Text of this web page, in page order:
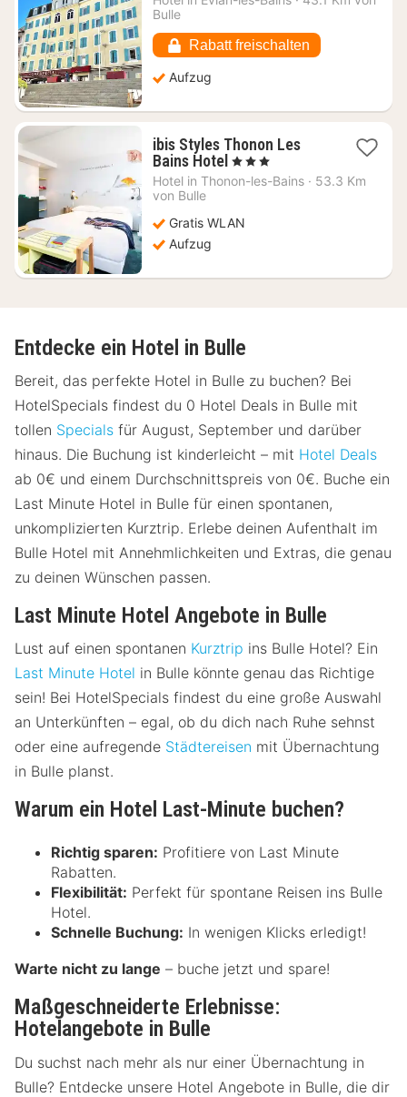
€
Bulle
Rabatt freischalten
Aufzug
ibis Styles Thonon Les
Bains Hotel 1
Nacht
€
, 3 Sterne
Hotel in Thonon-les-Bains · 53.3 Km
von Bulle
Gratis WLAN
Aufzug
Entdecke ein Hotel in Bulle
Bereit, das perfekte Hotel in Bulle zu buchen? Bei
HotelSpecials findest du 0 Hotel Deals in Bulle mit
tollen Specials für August, September und darüber
hinaus. Die Buchung ist kinderleicht – mit Hotel Deals
ab 0€ und einem Durchschnittspreis von 0€. Buche ein
Last Minute Hotel in Bulle für einen spontanen,
unkomplizierten Kurztrip. Erlebe deinen Aufenthalt im
Bulle Hotel mit Annehmlichkeiten und Extras, die genau
zu deinen Wünschen passen.
Last Minute Hotel Angebote in Bulle
Lust auf einen spontanen Kurztrip ins Bulle Hotel? Ein
Last Minute Hotel in Bulle könnte genau das Richtige
sein! Bei HotelSpecials findest du eine große Auswahl
an Unterkünften – egal, ob du dich nach Ruhe sehnst
oder eine aufregende Städtereisen mit Übernachtung
in Bulle planst.
Warum ein Hotel Last-Minute buchen?
Richtig sparen: Profitiere von Last Minute
Rabatten.
Flexibilität: Perfekt für spontane Reisen ins Bulle
Hotel.
Schnelle Buchung: In wenigen Klicks erledigt!
Warte nicht zu lange – buche jetzt und spare!
Maßgeschneiderte Erlebnisse:
Hotelangebote in Bulle
Du suchst nach mehr als nur einer Übernachtung in
Bulle? Entdecke unsere Hotel Angebote in Bulle, die dir